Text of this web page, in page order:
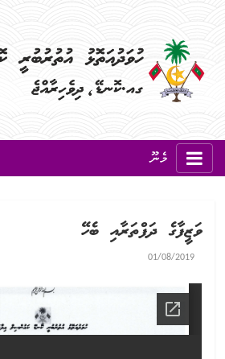
މެނޫ
ވަޒީފާގެ ދަފްތަރާއި ބެހޭ
01/08/2019